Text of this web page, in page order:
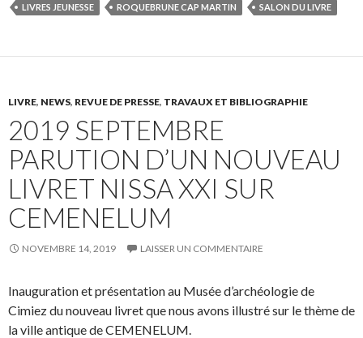
LIVRES JEUNESSE
ROQUEBRUNE CAP MARTIN SALON DU LIVRE
LIVRE, NEWS, REVUE DE PRESSE, TRAVAUX ET BIBLIOGRAPHIE
2019 SEPTEMBRE
PARUTION D’UN NOUVEAU
LIVRET NISSA XXI SUR
CEMENELUM
NOVEMBRE 14, 2019 LAISSER UN COMMENTAIRE
Inauguration et présentation au Musée d’archéologie de
Cimiez du nouveau livret que nous avons illustré sur le thème de
la ville antique de CEMENELUM.